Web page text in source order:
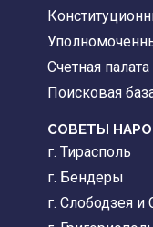
Счетная
Поисковая
СОВЕТЫ
г. Тирасполь
г. Бендеры
г. Слободзея и